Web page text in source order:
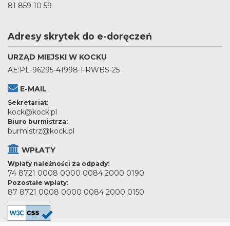
81 859 10 59
Adresy skrytek do e-doręczeń
URZĄD MIEJSKI W KOCKU
AE:PL-96295-41998-FRWBS-25
E-MAIL
Sekretariat:
kock@kock.pl
Biuro burmistrza:
burmistrz@kock.pl
WPŁATY
Wpłaty należności za odpady:
74 8721 0008 0000 0084 2000 0190
Pozostałe wpłaty:
87 8721 0008 0000 0084 2000 0150